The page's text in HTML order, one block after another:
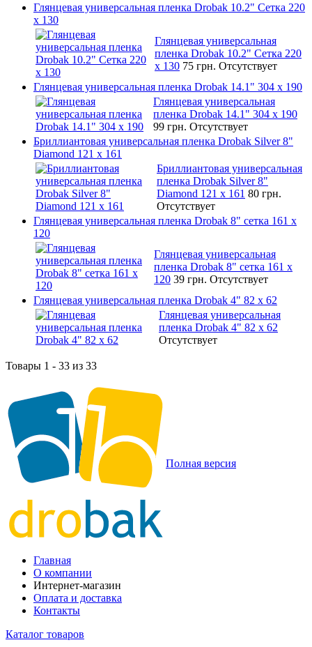
Глянцевая универсальная пленка Drobak 10.2" Сетка 220
x 130
Глянцевая универсальная
пленка Drobak 10.2" Сетка 220
x 130 75 грн. Отсутствует
Глянцевая универсальная пленка Drobak 14.1" 304 х 190
Глянцевая универсальная
пленка Drobak 14.1" 304 х 190
99 грн. Отсутствует
Бриллиантовая универсальная пленка Drobak Silver 8"
Diamond 121 х 161
Бриллиантовая универсальная
пленка Drobak Silver 8"
Diamond 121 х 161 80 грн.
Отсутствует
Глянцевая универсальная пленка Drobak 8" сетка 161 х
120
Глянцевая универсальная
пленка Drobak 8" сетка 161 х
120 39 грн. Отсутствует
Глянцевая универсальная пленка Drobak 4" 82 x 62
Глянцевая универсальная
пленка Drobak 4" 82 x 62
Отсутствует
Товары 1 - 33 из 33
Полная версия
Главная
О компании
Интернет-магазин
Оплата и доставка
Контакты
Каталог товаров